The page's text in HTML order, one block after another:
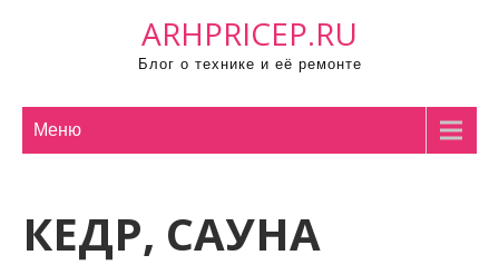
ARHPRICEP.RU
Блог о технике и её ремонте
Меню
КЕДР, САУНА